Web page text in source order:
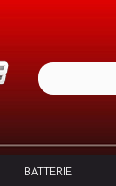
BATTERIE